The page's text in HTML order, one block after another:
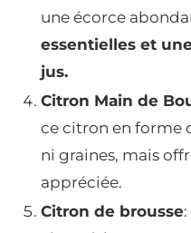
une écorce
essentielles et
jus.
Citron Main de
ce citron en forme
ni graines, mais
appréciée.
Citron de brousse